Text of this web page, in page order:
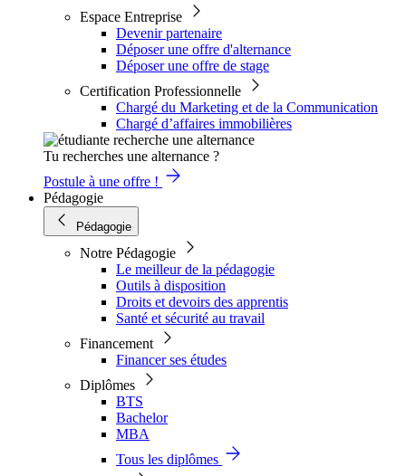
Espace Entreprise
Devenir partenaire
Déposer une offre d'alternance
Déposer une offre de stage
Certification Professionnelle
Chargé du Marketing et de la Communication
Chargé d’affaires immobilières
Tu recherches une alternance ?
Postule à une offre !
Pédagogie
Pédagogie
Notre Pédagogie
Le meilleur de la pédagogie
Outils à disposition
Droits et devoirs des apprentis
Santé et sécurité au travail
Financement
Financer ses études
Diplômes
BTS
Bachelor
MBA
Tous les diplômes